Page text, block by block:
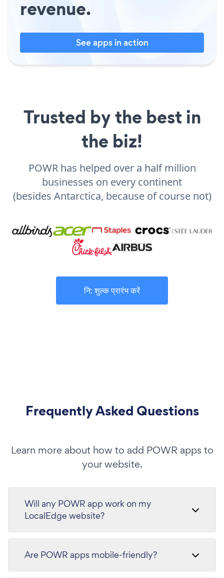
revenue.
See apps in action
Trusted by the best in
the biz!
POWR has helped over a half million
businesses on every continent
(besides Antarctica, because of course not)
नि: शुल्क प्रारंभ करें
Frequently Asked Questions
Learn more about how to add POWR apps to
your website.
Will any POWR app work on my
LocalEdge website?
Are POWR apps mobile-friendly?